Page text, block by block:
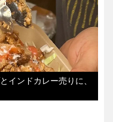
ンドカレー売りに、